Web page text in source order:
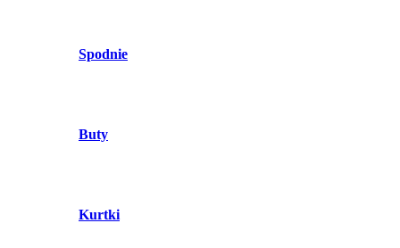
Spodnie
Buty
Kurtki